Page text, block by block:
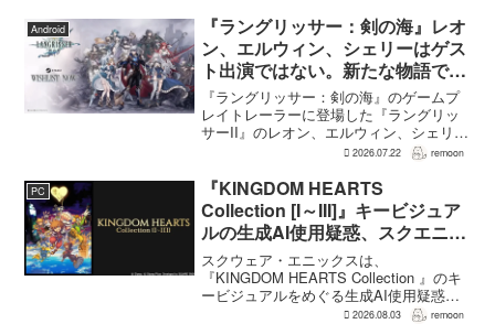
何度も挑戦すれば先へ進める...
Android
『ラングリッサー：剣の海』レオ
ン、エルウィン、シェリーはゲス
ト出演ではない。新たな物語で重
要な役割を担う
『ラングリッサー：剣の海』のゲームプ
レイトレーラーに登場した『ラングリッ
サーII』のレオン、エルウィン、シェリー
は、単なるファンサービスやゲスト出演
を担う。ファミ通のメールインタビュー
で本作のプロデューサ...
2026.07.22 remoon
PC
『KINGDOM HEARTS
Collection [I～III]』キービジュア
ルの生成AI使用疑惑、スクエニが
否定――不自然な描写は「人為的
ミス」
スクウェア・エニックスは、
『KINGDOM HEARTS Collection 』のキ
ービジュアルをめぐる生成AI使用疑惑に
ついて、問題となったアセットは開発チ
2026.08.03 remoon